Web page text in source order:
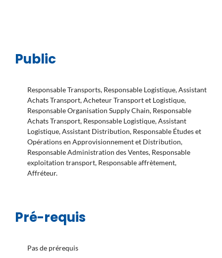
Public
Responsable Transports, Responsable Logistique, Assistant
Achats Transport, Acheteur Transport et Logistique,
Responsable Organisation Supply Chain, Responsable
Achats Transport, Responsable Logistique, Assistant
Logistique, Assistant Distribution, Responsable Études et
Opérations en Approvisionnement et Distribution,
Responsable Administration des Ventes, Responsable
exploitation transport, Responsable affrètement,
Affréteur.
Pré-requis
Pas de prérequis